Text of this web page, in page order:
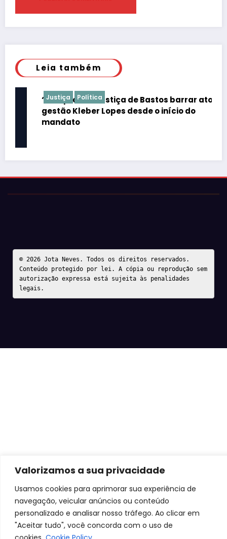
Valorizamos a sua privacidade
Usamos cookies para aprimorar sua experiência de
navegação, veicular anúncios ou conteúdo
personalizado e analisar nosso tráfego. Ao clicar em
"Aceitar tudo", você concorda com o uso de
Leia também
Justiça Política
“É de praxe”: Justiça de Bastos barrar atos da
gestão Kleber Lopes desde o início do
mandato
© 2026 Jota Neves. Todos os direitos reservados.
Conteúdo protegido por lei. A cópia ou reprodução sem
autorização expressa está sujeita às penalidades
legais.